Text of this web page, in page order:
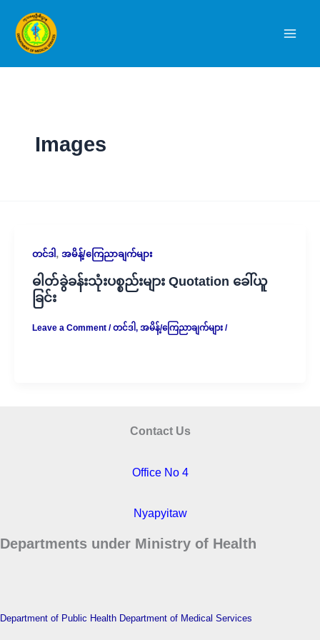
content
Images
တင်ဒါ, အမိန့်/ကြေညာချက်များ
ဓါတ်ခွဲခန်းသုံးပစ္စည်းများ Quotation ခေါ်ယူ
ခြင်း
Leave a Comment /တင်ဒါ , အမိန့်/ကြေညာချက်များ/
Contact Us
Office No 4
Nyapyitaw
Departments under Ministry of Health
Department of Public Health Department of Medical Services